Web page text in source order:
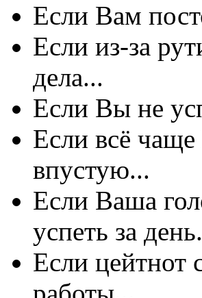
Если Вам
Если из-за
дела...
Если Вы не
Если всё
впустую...
Если Ваша
успеть за
Если цейтнот